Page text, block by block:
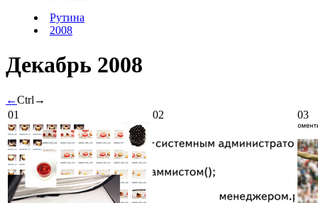
Рутина
2008
Декабрь 2008
←Ctrl →
01
02 03